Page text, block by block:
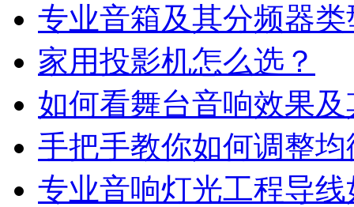
专业音箱及其分频器
家用投影机怎么选？
如何看舞台音响效果
手把手教你如何调整均
专业音响灯光工程导